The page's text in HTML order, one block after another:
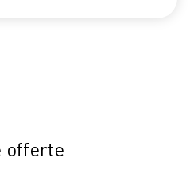
offerte